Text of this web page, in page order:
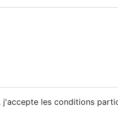
j'accepte les conditions